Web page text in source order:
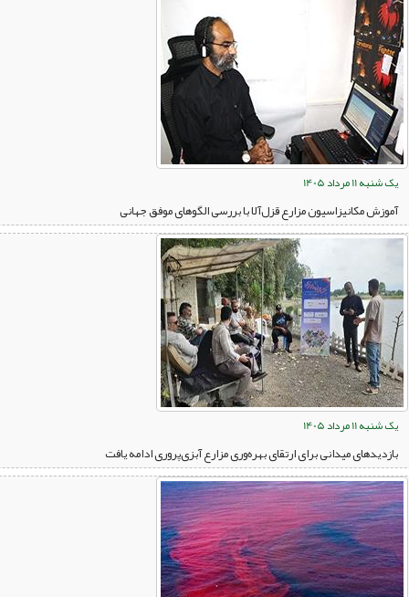
یک شنبه 11 مرداد 1405
آموزش مکانیزاسیون مزارع قزل‌آلا با بررسی الگوهای موفق جهانی
یک شنبه 11 مرداد 1405
بازدیدهای میدانی برای ارتقای بهره‌وری مزارع آبزی‌پروری ادامه یافت